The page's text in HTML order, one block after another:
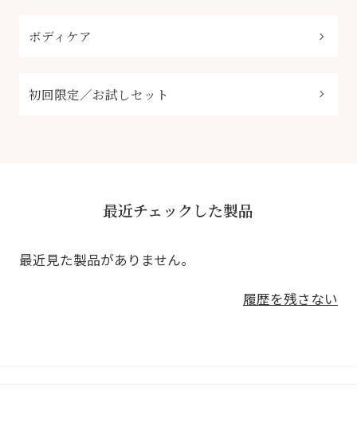
ボディケア
初回限定／お試しセット
最近チェックした製品
最近見た製品がありません。
履歴を残さない